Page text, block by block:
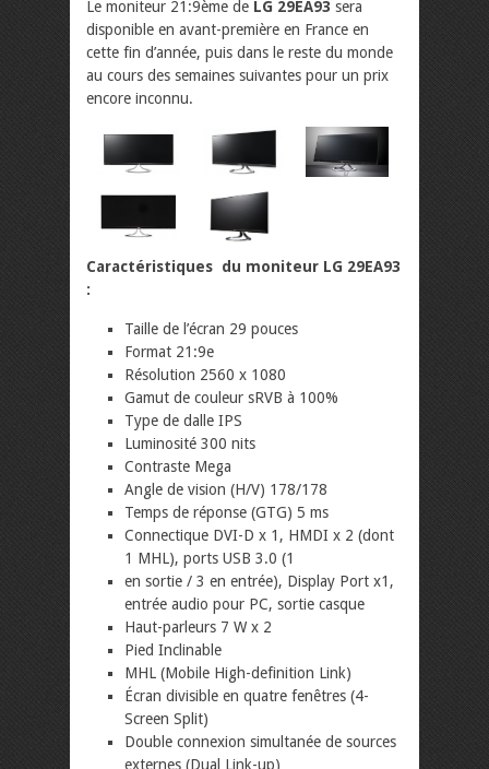
Le moniteur 21:9ème de LG 29EA93 sera
disponible en avant-première en France en
cette fin d’année, puis dans le reste du monde
au cours des semaines suivantes pour un prix
encore inconnu.
Caractéristiques du moniteur LG 29EA93
:
Taille de l’écran 29 pouces
Format 21:9e
Résolution 2560 x 1080
Gamut de couleur sRVB à 100%
Type de dalle IPS
Luminosité 300 nits
Contraste Mega
Angle de vision (H/V) 178/178
Temps de réponse (GTG) 5 ms
Connectique DVI-D x 1, HMDI x 2 (dont
1 MHL), ports USB 3.0 (1
en sortie / 3 en entrée), Display Port x1,
entrée audio pour PC, sortie casque
Haut-parleurs 7 W x 2
Pied Inclinable
MHL (Mobile High-definition Link)
Écran divisible en quatre fenêtres (4-
Screen Split)
Double connexion simultanée de sources
externes (Dual Link-up)